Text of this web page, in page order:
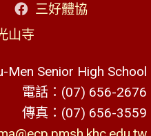
三好體協
山寺
Men Senior High School
電話：(07) 656-2676
傳真：(07) 656-3559